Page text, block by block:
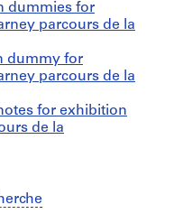
dummies for
parcours de la
dummy for
parcours de la
for exhibition
de la